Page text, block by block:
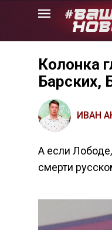
Skip
Колонка
Барских,
ИВАН
А если
смерти